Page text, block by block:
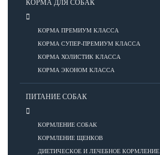
КОРМА ДЛЯ СОБАК
КОРМА ПРЕМИУМ КЛАССА
КОРМА СУПЕР-ПРЕМИУМ КЛАССА
КОРМА ХОЛИСТИК КЛАССА
КОРМА ЭКОНОМ КЛАССА
ПИТАНИЕ СОБАК
КОРМЛЕНИЕ СОБАК
КОРМЛЕНИЕ ЩЕНКОВ
ДИЕТИЧЕСКОЕ И ЛЕЧЕБНОЕ КОРМЛЕНИЕ
Рейтинги пород
ВСЕ О СОБАКАХ
ЗДОРОВЬЕ
Болезни глаз
Болезни ЖКТ
Болезни мочеполовой системы